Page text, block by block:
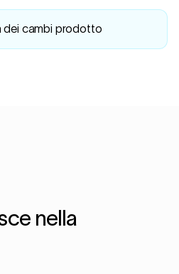
dei cambi prodotto
nella